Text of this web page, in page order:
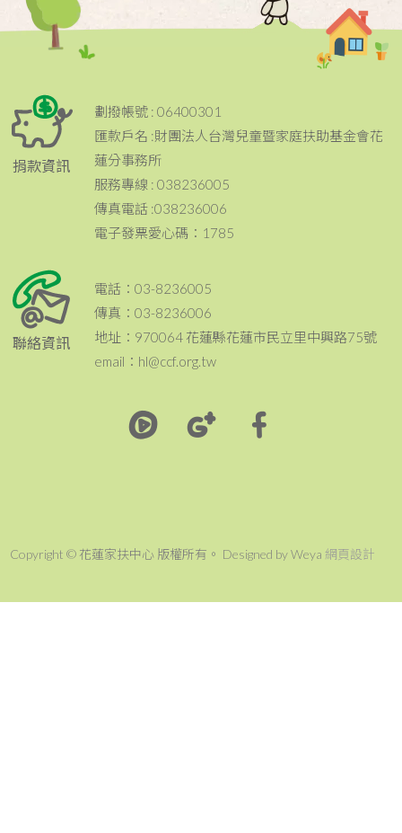
捐款資訊
劃撥帳號 : 06400301
匯款戶名 :財團法人台灣兒童暨家庭扶助基金會花
蓮分事務所
服務專線 : 038236005
傳真電話 :038236006
電子發票愛心碼：1785
聯絡資訊
電話：03-8236005
傳真：03-8236006
地址：970064 花蓮縣花蓮市民立里中興路75號
email：hl@ccf.org.tw
Copyright © 花蓮家扶中心 版權所有。 Designed by Weya 網頁設計